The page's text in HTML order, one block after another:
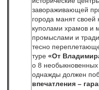
завораживающей
города манят
куполами храмов и
промыслами и
тесно
туре «От
о 8 необыкновенных
однажды должен
впечатления –